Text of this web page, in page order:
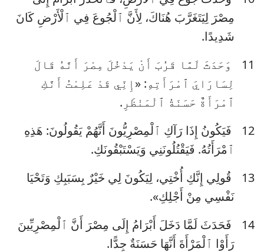
مِصْرَ لِيَتَغَرَّبَ هُنَاكَ، لِأَنَّ ٱلْجُوعَ فِي ٱلْأَرْضِ كَانَ
شَدِيدًا.
11
وَحَدَثَ لَمَّا قَرُبَ أَنْ يَدْخُلَ مِصْرَ أَنَّهُ قَالَ
لِسَارَايَ ٱمْرَأَتِهِ: «إِنِّي قَدْ عَلِمْتُ أَنَّكِ
ٱمْرَأَةٌ حَسَنَةُ ٱلْمَنْظَرِ.
12
فَيَكُونُ إِذَا رَآكِ ٱلْمِصْرِيُّونَ أَنَّهُمْ يَقُولُونَ: هَذِهِ
ٱمْرَأَتُهُ. فَيَقْتُلُونَنِي وَيَسْتَبْقُونَكِ.
13
قُولِي إِنَّكِ أُخْتِي، لِيَكُونَ لِي خَيْرٌ بِسَبَبِكِ وَتَحْيَا
نَفْسِي مِنْ أَجْلِكِ».
14
فَحَدَثَ لَمَّا دَخَلَ أَبْرَامُ إِلَى مِصْرَ أَنَّ ٱلْمِصْرِيِّينَ
رَأَوْا ٱلْمَرْأَةَ أَنَّهَا حَسَنَةٌ جِدًّا.